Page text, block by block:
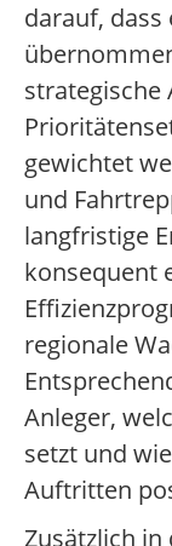
darauf, dass
strategische
gewichtet
und
langfristige
konsequent
regionale
Anleger,
setzt und
Auftritten
Zusätzlich in